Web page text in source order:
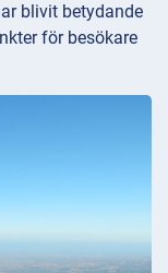
blivit betydande
för besökare